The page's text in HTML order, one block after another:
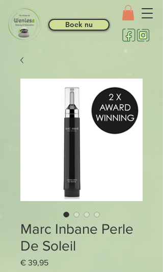
Boek nu
Marc Inbane Perle
De Soleil
€ 39,95Prijs